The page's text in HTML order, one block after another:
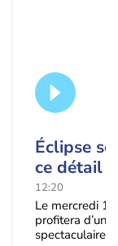
Éclipse
ce détail
spectacle
12:20
Le mercredi
profitera
spectaculaire,